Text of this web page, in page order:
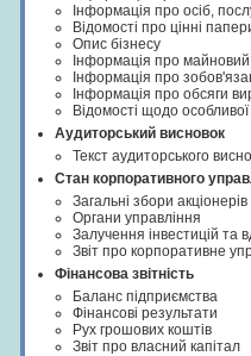
Інформація про осіб,
Відомості про цінні
Опис бізнесу
Інформація про майновий
Інформація про
Інформація про обсяги
Відомості щодо
Аудиторський висновок
Текст аудиторського
Стан корпоративного
Загальні збори акціонерів
Органи управління
Залучення інвестицій та
Звіт про корпоративне
Фінансова звітність
Баланс підприємства
Фінансові результати
Рух грошових коштів
Звіт про власний капітал